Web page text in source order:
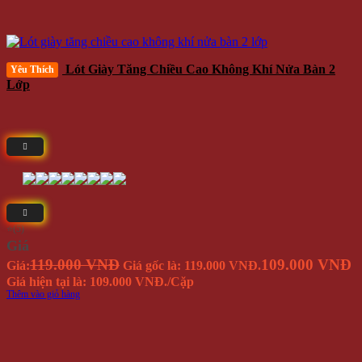
Yêu Thích
Lót Giày Tăng Chiều Cao Không Khí Nửa Bàn 2
Lớp
⭐(5)
Giá
Giá:119.000 VNĐ Giá gốc là: 119.000 VNĐ.109.000 VNĐ
Giá hiện tại là: 109.000 VNĐ./Cặp
Thêm vào giỏ hàng